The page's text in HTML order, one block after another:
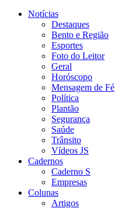
Notícias
Destaques
Bento e Região
Esportes
Foto do Leitor
Geral
Horóscopo
Mensagem de Fé
Política
Plantão
Segurança
Saúde
Trânsito
Vídeos JS
Cadernos
Caderno S
Empresas
Colunas
Artigos